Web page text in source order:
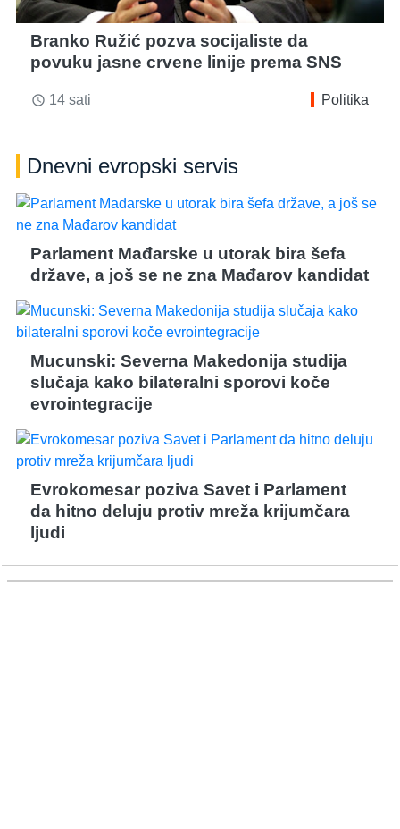
Branko Ružić pozva socijaliste da
povuku jasne crvene linije prema SNS
access_time 14 sati Politika
Dnevni evropski servis
Parlament Mađarske u utorak bira šefa
države, a još se ne zna Mađarov kandidat
Mucunski: Severna Makedonija studija
slučaja kako bilateralni sporovi koče
evrointegracije
Evrokomesar poziva Savet i Parlament
da hitno deluju protiv mreža krijumčara
ljudi